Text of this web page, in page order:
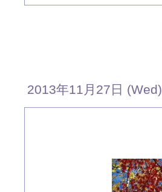
2013年11月27日 (Wed)